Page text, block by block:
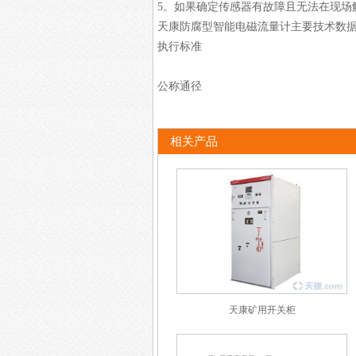
5。如果确定传感器有故障且无法在现
天康防腐型智能电磁流量计主要技术数
执行标准
公称通径
相关产品
天康矿用开关柜